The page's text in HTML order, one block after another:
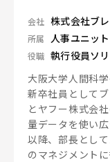
会社 株式会社ブ
所属 人事ユニット
役職 執行役員ソ
大阪大学人間科
新卒社員として
とヤフー株式会
量データを使い
以降、部長とし
のマネジメント